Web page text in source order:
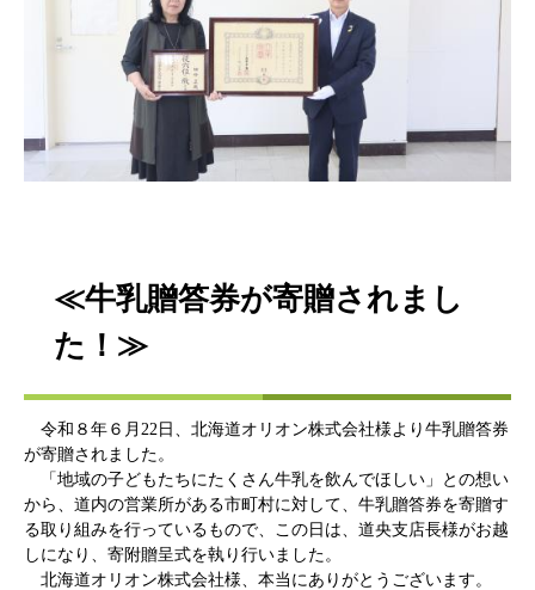
≪牛乳贈答券が寄贈されまし
た！≫
令和８年６月22日、北海道オリオン株式会社様より牛乳贈答券
が寄贈されました。
「地域の子どもたちにたくさん牛乳を飲んでほしい」との想い
から、道内の営業所がある市町村に対して、牛乳贈答券を寄贈す
る取り組みを行っているもので、この日は、道央支店長様がお越
しになり、寄附贈呈式を執り行いました。
北海道オリオン株式会社様、本当にありがとうございます。